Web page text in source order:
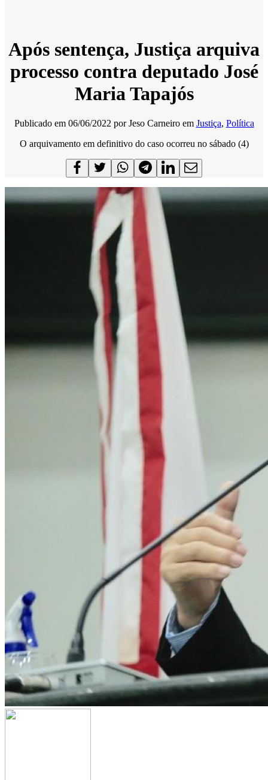
Após sentença, Justiça arquiva
processo contra deputado José
Maria Tapajós
Publicado em 06/06/2022 porJeso Carneiro em Justiça, Política
O arquivamento em definitivo do caso ocorreu no sábado (4)